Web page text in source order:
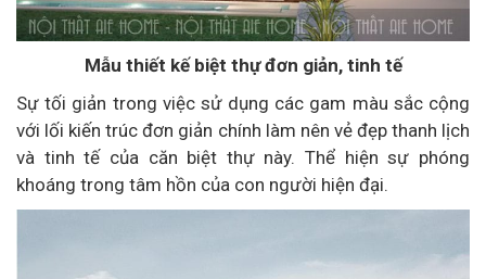
Mẫu thiết kế biệt thự đơn giản, tinh tế
Sự tối giản trong việc sử dụng các gam màu sắc cộng
với lối kiến trúc đơn giản chính làm nên vẻ đẹp thanh lịch
và tinh tế của căn biệt thự này. Thể hiện sự phóng
khoáng trong tâm hồn của con người hiện đại.